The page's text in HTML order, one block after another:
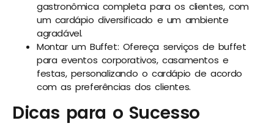
gastronômica completa para os clientes, com
um cardápio diversificado e um ambiente
agradável.
Montar um Buffet: Ofereça serviços de buffet
para eventos corporativos, casamentos e
festas, personalizando o cardápio de acordo
com as preferências dos clientes.
Dicas para o Sucesso